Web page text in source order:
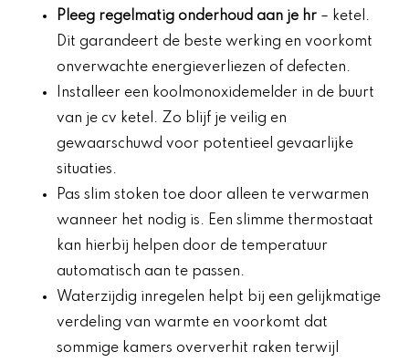
Pleeg regelmatig onderhoud aan je hr – ketel.
Dit garandeert de beste werking en voorkomt
onverwachte energieverliezen of defecten.
Installeer een koolmonoxidemelder in de buurt
van je cv ketel. Zo blijf je veilig en
gewaarschuwd voor potentieel gevaarlijke
situaties.
Pas slim stoken toe door alleen te verwarmen
wanneer het nodig is. Een slimme thermostaat
kan hierbij helpen door de temperatuur
automatisch aan te passen.
Waterzijdig inregelen helpt bij een gelijkmatige
verdeling van warmte en voorkomt dat
sommige kamers oververhit raken terwijl